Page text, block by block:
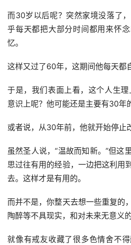
而30岁以后呢？突然家境没落了
乎每天都把大部分时间都用来怀
忆。
这样又过了60年，这期间他每天都
于是，我们表面上看，这个人生
意识上呢？他可能还是主要有30年
或者说，从30年前，他就开始停止
虽然圣人说，“温故而知新。”但这
思过往有用的经验，一边把这利用
去。这样才是有用的。
而并不是，你整天去想一些重复的
陶醉等不具现实，和对未来无意义的
就像有戒友收藏了很多色情舍不